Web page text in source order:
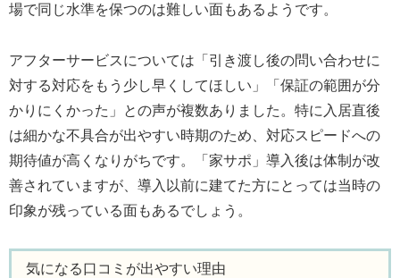
場で同じ水準を保つのは難しい面もあるようです。
アフターサービスについては「引き渡し後の問い合わせに
対する対応をもう少し早くしてほしい」「保証の範囲が分
かりにくかった」との声が複数ありました。特に入居直後
は細かな不具合が出やすい時期のため、対応スピードへの
期待値が高くなりがちです。「家サポ」導入後は体制が改
善されていますが、導入以前に建てた方にとっては当時の
印象が残っている面もあるでしょう。
気になる口コミが出やすい理由